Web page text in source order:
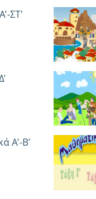
ΣΤ'
Α'-Β'